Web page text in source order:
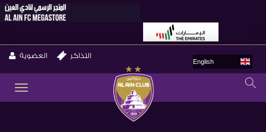
English
التذاكر العضوية